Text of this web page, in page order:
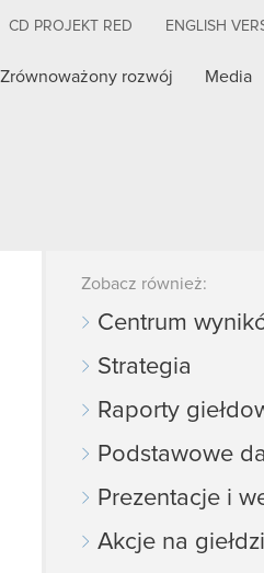
CD PROJEKT RED ENGLISH
Zrównoważony rozwój Media
Zobacz również:
Centrum
Strategia
Raporty
Podstawowe
Prezentacje i
Akcje na